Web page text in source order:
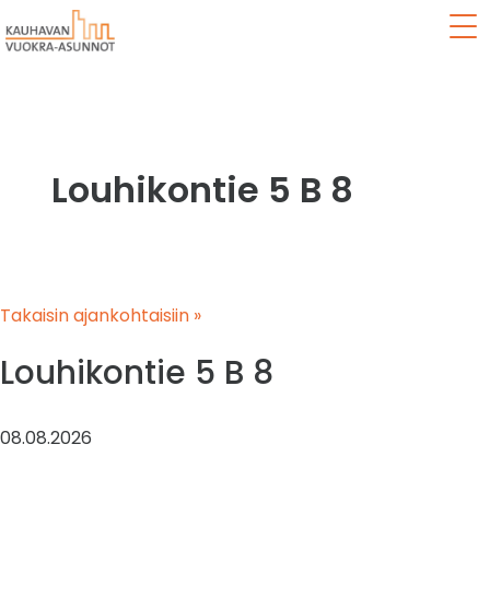
Louhikontie 5 B 8
Takaisin ajankohtaisiin »
Louhikontie 5 B 8
08.08.2026